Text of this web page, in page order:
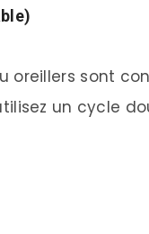
oreillers sont
un cycle